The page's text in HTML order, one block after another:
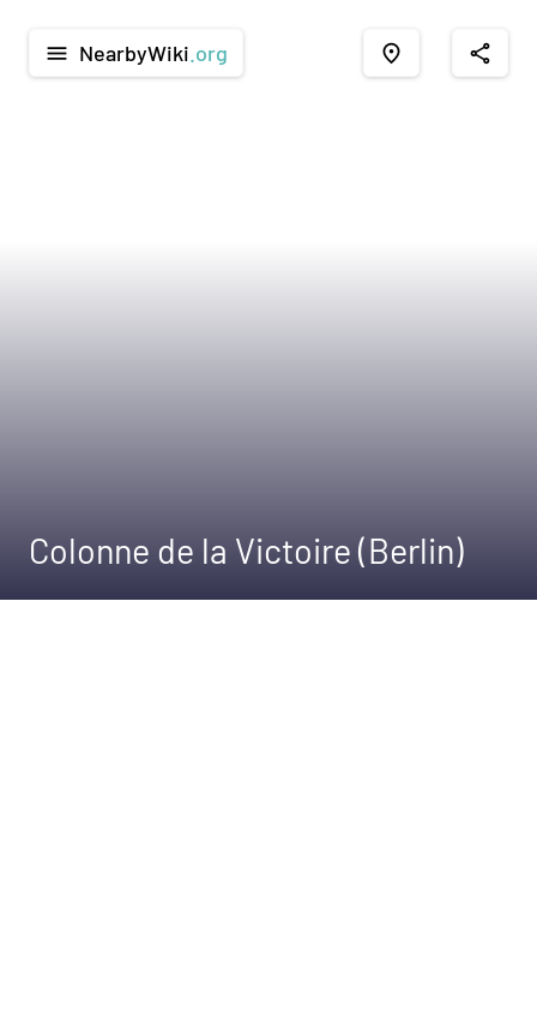
menu NearbyWiki .org place share
Colonne de la Victoire (Berlin)